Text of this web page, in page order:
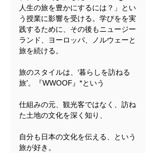
人生の旅を豊かにするには？」とい
う授業に影響を受ける。学びをを実
践するために、その後もニュージー
ランド、ヨーロッパ、ノルウェーと
旅を続ける。
旅のスタイルは、‘暮らしを訪ねる
旅’。『WWOOF』*という
仕組みの元、観光客ではなく、訪ね
た土地の文化を深く知り、
自分も日本の文化を伝える、という
旅が好き。